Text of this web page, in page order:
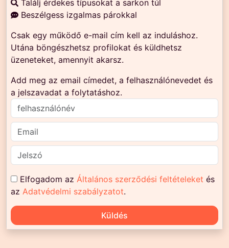
Találj érdekes típusokat a sarkon túl
Beszélgess izgalmas párokkal
Csak egy működő e-mail cím kell az induláshoz.
Utána böngészhetsz profilokat és küldhetsz
üzeneteket, amennyit akarsz.
Add meg az email címedet, a felhasználónevedet és
a jelszavadat a folytatáshoz.
Elfogadom az Általános szerződési feltételeket és
az Adatvédelmi szabályzatot.
Küldés